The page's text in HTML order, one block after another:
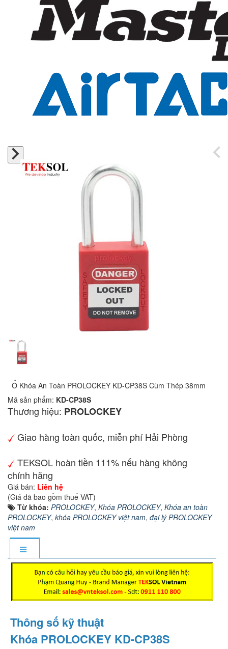
Ổ Khóa An Toàn PROLOCKEY KD-CP38S Cùm Thép 38mm
Mã sản phẩm: KD-CP38S
Thương hiệu: PROLOCKEY
Giao hàng toàn quốc, miễn phí Hải Phòng
TEKSOL hoàn tiền 111% nếu hàng không
chính hãng
Giá bán: Liên hệ
(Giá đã bao gồm thuế VAT)
Từ khóa: PROLOCKEY, Khóa PROLOCKEY, Khóa an toàn
PROLOCKEY, khóa PROLOCKEY việt nam, đại lý PROLOCKEY
việt nam
Thông số kỹ thuật
Khóa PROLOCKEY KD-CP38S